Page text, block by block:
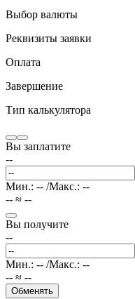
Выбор валюты
Реквизиты заявки
Оплата
Завершение
Тип калькулятора
Вы заплатите
--
Мин.: -- /Макс.: --
-- ≈ --
Вы получите
--
Мин.: -- /Макс.: --
-- ≈ --
Обменять